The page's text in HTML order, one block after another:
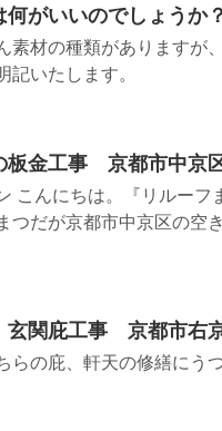
がいいのでしょうか？
素材の種類がありますが
記いたします。
板金工事 京都市中京
こんにちは。『リルーフ
つだが京都市中京区の空
玄関庇工事 京都市右
らの庇、軒天の修繕にうつ